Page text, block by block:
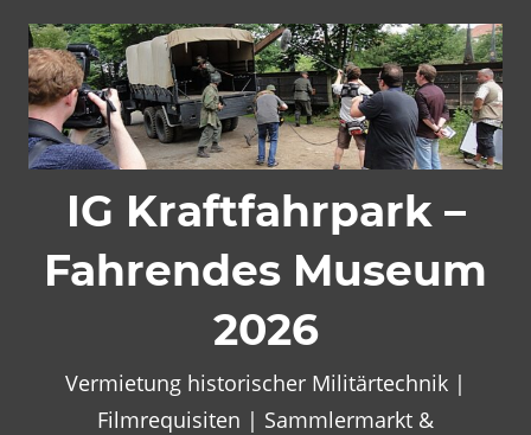
Inhalt
springen
IG Kraftfahrpark –
Fahrendes Museum
2026
Vermietung historischer Militärtechnik |
Filmrequisiten | Sammlermarkt &